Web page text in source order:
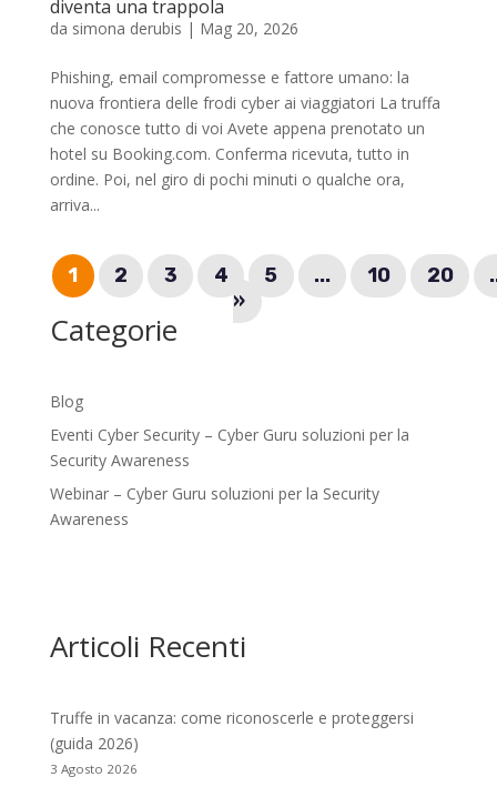
diventa una trappola
da simona derubis | Mag 20, 2026
Phishing, email compromesse e fattore umano: la
nuova frontiera delle frodi cyber ai viaggiatori La truffa
che conosce tutto di voi Avete appena prenotato un
hotel su Booking.com. Conferma ricevuta, tutto in
ordine. Poi, nel giro di pochi minuti o qualche ora,
arriva...
1 2 3 4 5 ... 10 20
»
Categorie
Blog
Eventi Cyber Security – Cyber Guru soluzioni per la
Security Awareness
Webinar – Cyber Guru soluzioni per la Security
Awareness
Articoli Recenti
Truffe in vacanza: come riconoscerle e proteggersi
(guida 2026)
3 Agosto 2026